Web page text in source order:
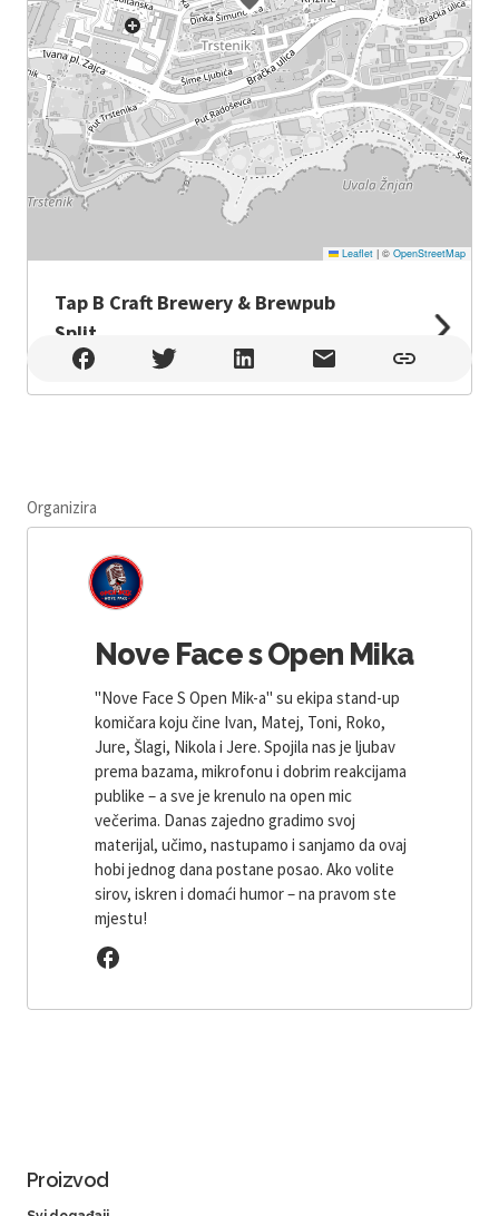
Leaflet |© OpenStreetMap
Tap B Craft Brewery & Brewpub
Split
Tap B Craft Brewery & Brewpub Split , Split
Organizira
Nove Face s Open Mika
"Nove Face S Open Mik-a" su ekipa stand-up
komičara koju čine Ivan, Matej, Toni, Roko,
Jure, Šlagi, Nikola i Jere. Spojila nas je ljubav
prema bazama, mikrofonu i dobrim reakcijama
publike – a sve je krenulo na open mic
večerima. Danas zajedno gradimo svoj
materijal, učimo, nastupamo i sanjamo da ovaj
hobi jednog dana postane posao. Ako volite
sirov, iskren i domaći humor – na pravom ste
mjestu!
Proizvod